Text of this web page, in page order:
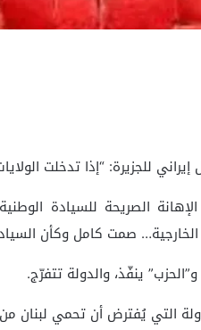
للجزيرة: “إذا تدخلت
الصريحة للسيادة
الخارجية… صمت كامل وكأن
ينفّذ، والدولة تتفرّج.
التي يُفترض أن تحمي لبنان